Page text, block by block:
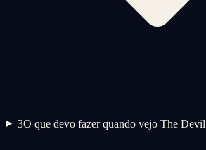
3O que devo fazer quando vejo The